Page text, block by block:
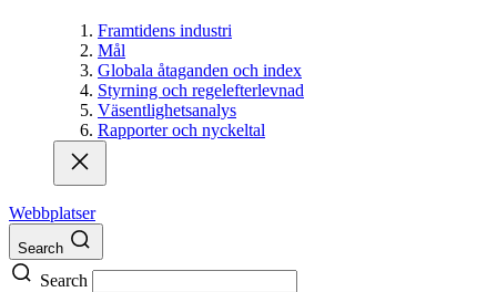
Framtidens industri
Mål
Globala åtaganden och index
Styrning och regelefterlevnad
Väsentlighetsanalys
Rapporter och nyckeltal
Webbplatser
Search
Search